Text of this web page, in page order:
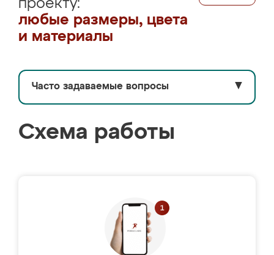
проекту:
любые размеры, цвета
и материалы
Часто задаваемые вопросы ▼
Схема работы